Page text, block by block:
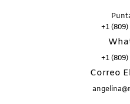
+1
+1
Correo